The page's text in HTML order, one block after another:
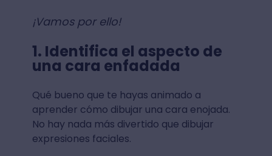
¡Vamos por ello!
1. Identifica el aspecto de
una cara enfadada
Qué bueno que te hayas animado a
aprender cómo dibujar una cara enojada.
No hay nada más divertido que dibujar
expresiones faciales.